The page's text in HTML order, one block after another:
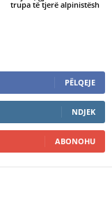
trupa të tjerë alpinistësh
PËLQEJE
NDJEK
ABONOHU